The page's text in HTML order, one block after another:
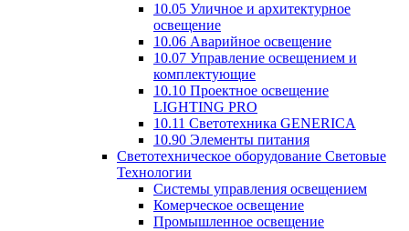
10.05 Уличное и архитектурное
освещение
10.06 Аварийное освещение
10.07 Управление освещением и
комплектующие
10.10 Проектное освещение
LIGHTING PRO
10.11 Светотехника GENERICA
10.90 Элементы питания
Светотехническое оборудование Световые
Технологии
Системы управления освещением
Комерческое освещение
Промышленное освещение